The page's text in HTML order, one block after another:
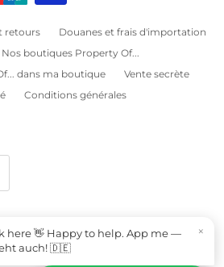
×
here 👋 Happy to help. App me —
auch! 🇩🇪
retours
Douanes et frais d'importation
Nos boutiques Property Of...
dans ma boutique
Vente secrète
Conditions générales